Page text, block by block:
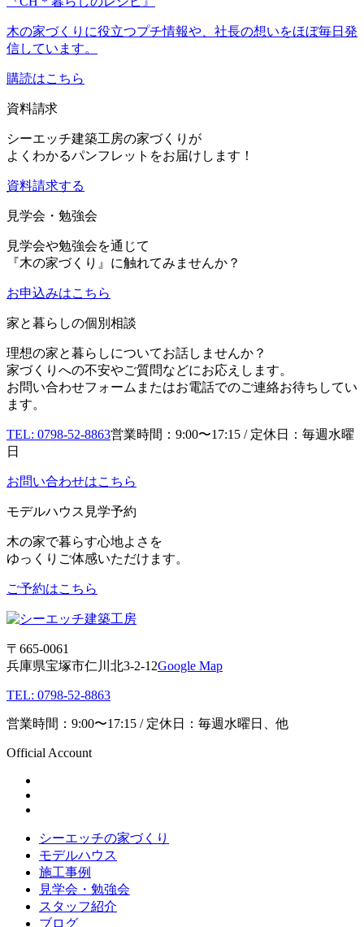
木の家づくりに役立つプチ情報や、社長の想いをほぼ毎日発
信しています。
購読はこちら
資料請求
シーエッチ建築工房の家づくりが
よくわかるパンフレットをお届けします！
資料請求する
見学会・勉強会
見学会や勉強会を通じて
『木の家づくり』に触れてみませんか？
お申込みはこちら
家と暮らしの個別相談
理想の家と暮らしについてお話しませんか？
家づくりへの不安やご質問などにお応えします。
お問い合わせフォームまたはお電話でのご連絡お待ちしてい
ます。
TEL: 0798-52-8863営業時間：9:00〜17:15 / 定休日：毎週水曜
日
お問い合わせはこちら
モデルハウス見学予約
木の家で暮らす心地よさを
ゆっくりご体感いただけます。
ご予約はこちら
〒665-0061
兵庫県宝塚市仁川北3-2-12Google Map
TEL: 0798-52-8863
営業時間：9:00〜17:15 / 定休日：毎週水曜日、他
Official Account
シーエッチの家づくり
モデルハウス
施工事例
見学会・勉強会
スタッフ紹介
ブログ